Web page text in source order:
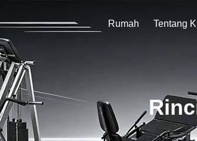
Rumah